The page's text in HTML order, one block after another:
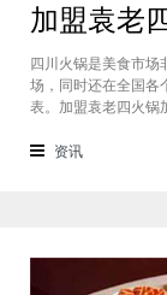
四川火锅是美食市场
场，同时还在全国各
表。加盟袁老四火锅
城市都有着不一样的
资讯